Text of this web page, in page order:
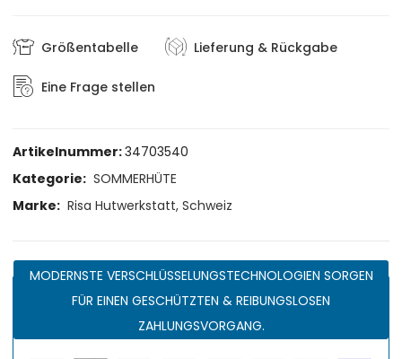
Größentabelle Lieferung & Rückgabe
Eine Frage stellen
Artikelnummer:34703540
Kategorie: SOMMERHÜTE
Marke: Risa Hutwerkstatt, Schweiz
MODERNSTE VERSCHLÜSSELUNGSTECHNOLOGIEN SORGEN
FÜR EINEN GESCHÜTZTEN & REIBUNGSLOSEN
ZAHLUNGSVORGANG.